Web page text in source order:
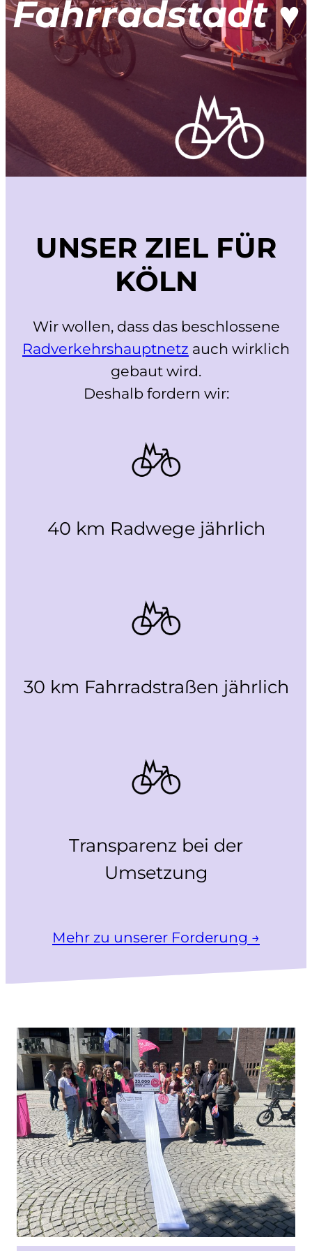
Fahrradstadt ♥️
UNSER ZIEL FÜR
KÖLN
Wir wollen, dass das beschlossene
Radverkehrshauptnetz auch wirklich
gebaut wird.
Deshalb fordern wir:
40 km Radwege jährlich
30 km Fahrradstraßen jährlich
Transparenz bei der
Umsetzung
Mehr zu unserer Forderung →